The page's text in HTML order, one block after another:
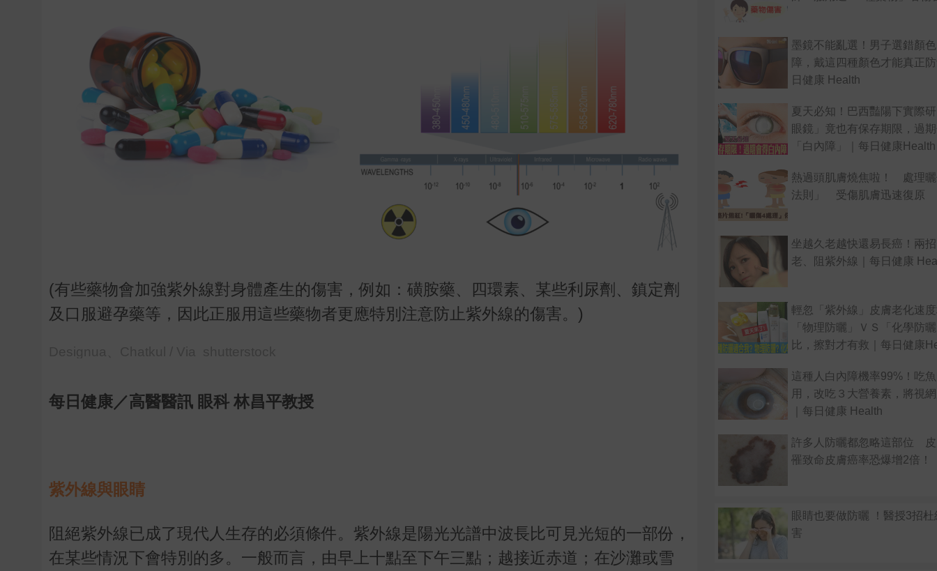
(有些藥物會加強紫外線對身體產生的傷害，例如：磺胺藥、四環素、某些利尿劑、鎮定劑
及口服避孕藥等，因此正服用這些藥物者更應特別注意防止紫外線的傷害。)
每日健康／高醫醫訊 眼科 林昌平教授
紫外線與眼睛
阻絕紫外線已成了現代人生存的必須條件。紫外線是陽光光譜中波長比可見光短的一部份，
在某些情況下會特別的多。一般而言，由早上十點至下午三點；越接近赤道；在沙灘或雪
墨鏡不能亂選！男子選錯顏
障，戴這四種顏色才能真正
日健康 Health
夏天必知！巴西豔陽下實際
眼鏡」竟也有保存期限，過
「白內障」｜每日健康Health
熱過頭肌膚燒焦啦！ 處理
法則」 受傷肌膚迅速復原
坐越久老越快還易長癌！兩
老、阻紫外線｜每日健康
輕忽「紫外線」皮膚老化速
「物理防曬」ＶＳ「化學防
比，擦對才有救｜每日健康
這種人白內障機率99%！吃
用，改吃３大營養素，將視
｜每日健康 Health
許多人防曬都忽略這部位
罹致命皮膚癌率恐爆增2倍！
眼睛也要做防曬 ！醫授3招
害